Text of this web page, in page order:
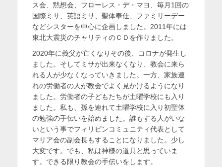
ス会、黙想会、フローレス・デ・マヨ、毎月1回の
国際ミサ、英語ミサ、聖体奉仕、ファミリーデー
などシスターを中心に企画しました。2011年には
東北大震災のチャリティのＣＤを作りました。
2020年に義父が亡くなりその後、コロナが発生し
ました。そしてミサが出来なくなり、教会に来ら
れる人が少なくなっていきました。一方、家族連
れの労働者の人が教会でよく見かけるようになり
ました。労働者の子どもたちが土曜学校にも入り
ました。私も、孫を連れて土曜学校に入り初聖体
の勉強の手伝いを始めました。誰もする人がいな
いという事でフィリピンコミュニティ代表として
マリア会の副会長もすることになりました。少し
大変です。でも、私は神様の道具と思っていま
す。できる限り教会の手伝いをします。